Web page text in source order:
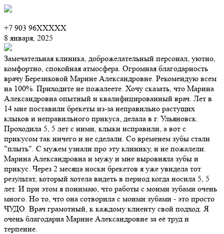
+7 903 96XXXXX
8 января, 2025
Замечательная клиника, доброжелательный персонал, уютно,
комфортно, спокойная атмосфера. Огромная благодарность
врачу Березиковой Марине Александровне. Рекомендую всем
на 100%. Приходите не пожалеете. Хочу сказать, что Марина
Александровна опытный и квалифицированный врач. Лет в
14 мне поставили брекеты из-за неправильно растущих
клыков и неправильного прикуса, делала в г. Ульяновск.
Проходила 5, 5 лет с ними, клыки исправили, а вот с
прикусом так ничего и не сделали. Со временем зубы стали
"плыть". С мужем узнали про эту клинику, и не пожалели.
Марина Александровна и мужу и мне выровняла зубы и
прикус. Через 2 месяца носки брекетов я уже увидела тот
результат, который хотела видеть в период когда носила 5, 5
лет. И при этом я понимаю, что работы с моими зубами очень
много. Но то, что она сотворила с моими зубами - это просто
ЧУДО. Врач грамотный, к каждому клиенту свой подход. Я
очень благодарна Марине Александровне за её труд и
терпение.